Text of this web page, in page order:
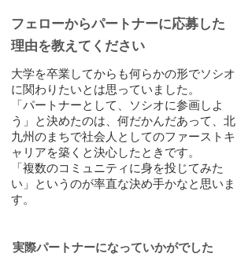
フェローからパートナーに応募した
理由を教えてください
大学を卒業してからも何らかの形でソシオ
に関わりたいとは思っていました。
「パートナーとして、ソシオに参画しよ
う」と決めたのは、何だかんだあって、北
九州のまちで社会人としてのファーストキ
ャリアを築くと決心したときです。
「複数のコミュニティに身を投じてみた
い」というのが率直な決め手かなと思いま
す。
実際パートナーになっていかがでした